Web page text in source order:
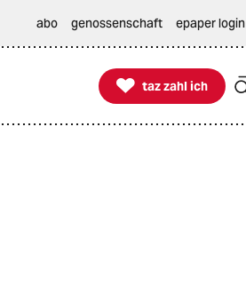
abo genossenschaft epaper login

taz zahl ich
taz zahl ich